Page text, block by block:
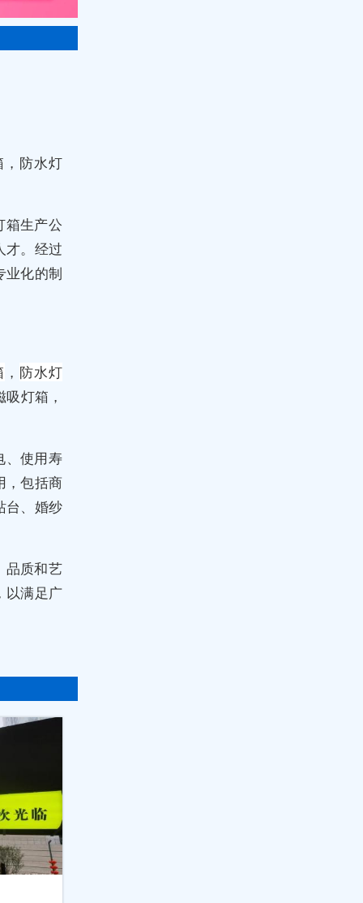
防水灯
箱生产公
才。经过
业化的制
， 防水灯
灯箱，
、使用寿
，包括商
台、婚纱
品质和艺
以满足广